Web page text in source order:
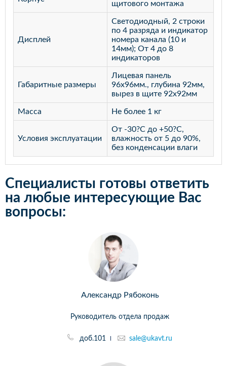
щитового монтажа
Дисплей
Светодиодный, 2 строки
по 4 разряда и индикатор
номера канала (10 и
14мм); От 4 до 8
индикаторов
Габаритные размеры
Лицевая панель
96х96мм., глубина 92мм,
вырез в щите 92х92мм
Масса Не более 1 кг
Условия эксплуатации
От -30?С до +50?С,
влажность от 5 до 90%,
без конденсации влаги
Специалисты готовы ответить
на любые интересующие Вас
вопросы:
Александр Рябоконь
Руководитель отдела продаж
доб.101 sale@ukavt.ru